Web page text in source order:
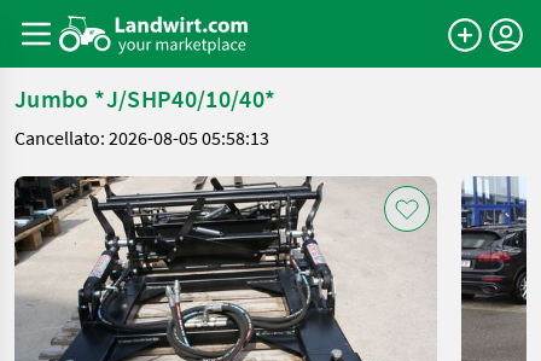
Jumbo *J/SHP40/10/40*
Cancellato: 2026-08-05 05:58:13